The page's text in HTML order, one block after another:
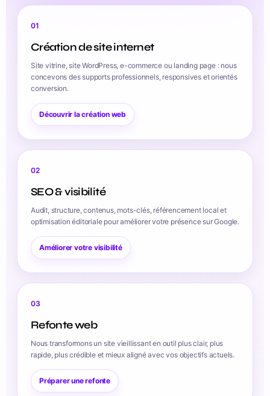
01
Création de site internet
Site vitrine, site WordPress, e-commerce ou landing page : nous
concevons des supports professionnels, responsives et orientés
conversion.
Découvrir la création web
02
SEO & visibilité
Audit, structure, contenus, mots-clés, référencement local et
optimisation éditoriale pour améliorer votre présence sur Google.
Améliorer votre visibilité
03
Refonte web
Nous transformons un site vieillissant en outil plus clair, plus
rapide, plus crédible et mieux aligné avec vos objectifs actuels.
Préparer une refonte